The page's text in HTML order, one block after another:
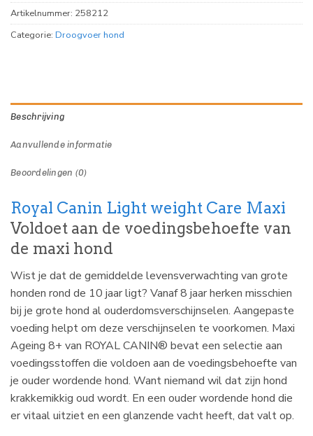
Artikelnummer: 258212
Categorie: Droogvoer hond
Beschrijving
Aanvullende informatie
Beoordelingen (0)
Royal Canin Light weight Care Maxi
Voldoet aan de voedingsbehoefte van
de maxi hond
Wist je dat de gemiddelde levensverwachting van grote
honden rond de 10 jaar ligt? Vanaf 8 jaar herken misschien
bij je grote hond al ouderdomsverschijnselen. Aangepaste
voeding helpt om deze verschijnselen te voorkomen. Maxi
Ageing 8+ van ROYAL CANIN® bevat een selectie aan
voedingsstoffen die voldoen aan de voedingsbehoefte van
je ouder wordende hond. Want niemand wil dat zijn hond
krakkemikkig oud wordt. En een ouder wordende hond die
er vitaal uitziet en een glanzende vacht heeft, dat valt op.